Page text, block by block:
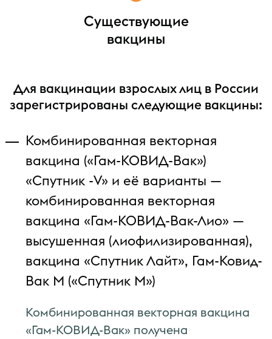
Существующие
вакцины
Для вакцинации взрослых лиц в России
зарегистрированы следующие вакцины:
Комбинированная векторная
вакцина («Гам-КОВИД-Вак»)
«Спутник -V» и её варианты —
комбинированная векторная
вакцина «Гам-КОВИД-Вак-Лио» —
высушенная (лиофилизированная),
вакцина «Спутник Лайт», Гам-Ковид-
Вак М («Спутник М»)
Комбинированная векторная вакцина
«Гам-КОВИД-Вак» получена